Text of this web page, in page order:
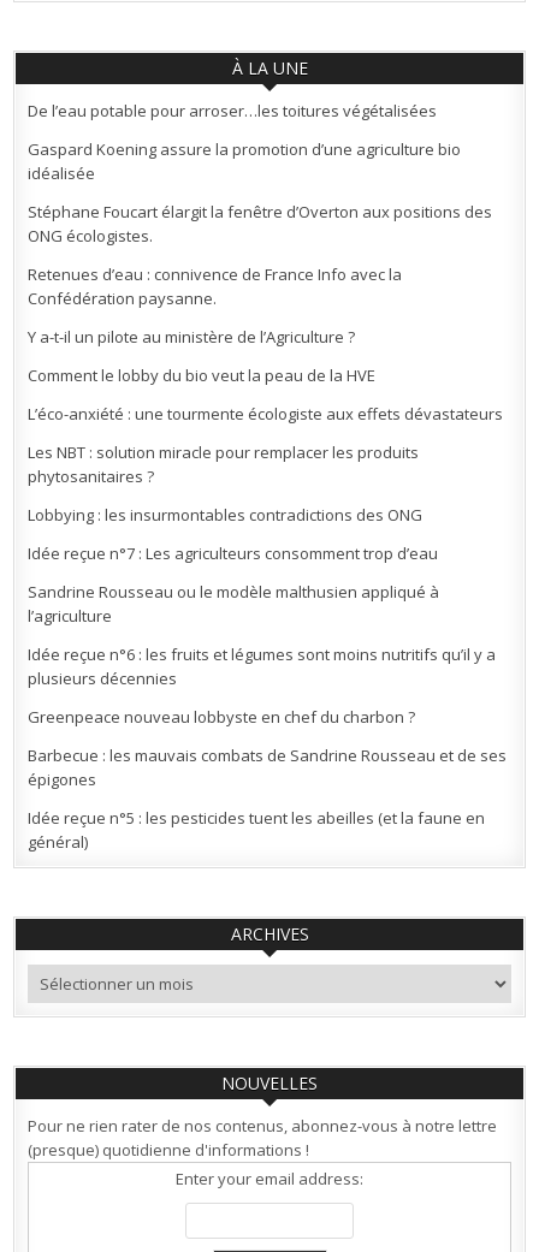
À LA UNE
De l’eau potable pour arroser…les toitures végétalisées
Gaspard Koening assure la promotion d’une agriculture bio
idéalisée
Stéphane Foucart élargit la fenêtre d’Overton aux positions des
ONG écologistes.
Retenues d’eau : connivence de France Info avec la
Confédération paysanne.
Y a-t-il un pilote au ministère de l’Agriculture ?
Comment le lobby du bio veut la peau de la HVE
L’éco-anxiété : une tourmente écologiste aux effets dévastateurs
Les NBT : solution miracle pour remplacer les produits
phytosanitaires ?
Lobbying : les insurmontables contradictions des ONG
Idée reçue n°7 : Les agriculteurs consomment trop d’eau
Sandrine Rousseau ou le modèle malthusien appliqué à
l’agriculture
Idée reçue n°6 : les fruits et légumes sont moins nutritifs qu’il y a
plusieurs décennies
Greenpeace nouveau lobbyste en chef du charbon ?
Barbecue : les mauvais combats de Sandrine Rousseau et de ses
épigones
Idée reçue n°5 : les pesticides tuent les abeilles (et la faune en
général)
ARCHIVES
Archives
NOUVELLES
Pour ne rien rater de nos contenus, abonnez-vous à notre lettre
(presque) quotidienne d'informations !
Enter your email address: